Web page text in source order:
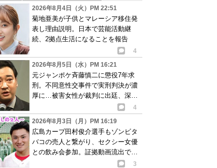
2026年8月4日（火）PM 22:51
菊地亜美が子供とマレーシア移住発
表し理由説明。日本で芸能活動継
続、2拠点生活になることを報告
4
2026年8月5日（水）PM 16:21
元ジャンポケ斉藤慎二に懲役7年求
刑。不同意性交事件で実刑判決が濃
厚に…被害女性が裁判に出廷、深刻
4
2026年8月3日（月）PM 16:19
広島カープ田村俊介選手もゾンビタ
バコの売人と繋がり、セクシー女優
との飲み会参加。証拠動画流出で波
3